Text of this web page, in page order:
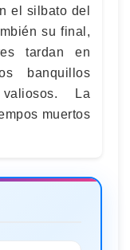
el silbato del
su final,
tardan en
banquillos
La
muertos